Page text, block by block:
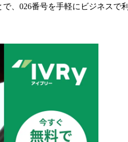
、 026番号を手軽にビジネスで利